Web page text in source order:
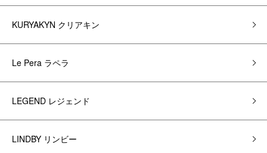
KURYAKYN クリアキン
Le Pera ラペラ
LEGEND レジェンド
LINDBY リンビー